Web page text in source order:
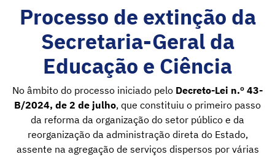
Processo de extinção da
Secretaria-Geral da
Educação e Ciência
No âmbito do processo iniciado pelo Decreto-Lei n.º 43-
B/2024, de 2 de julho, que constituiu o primeiro passo
da reforma da organização do setor público e da
reorganização da administração direta do Estado,
assente na agregação de serviços dispersos por várias